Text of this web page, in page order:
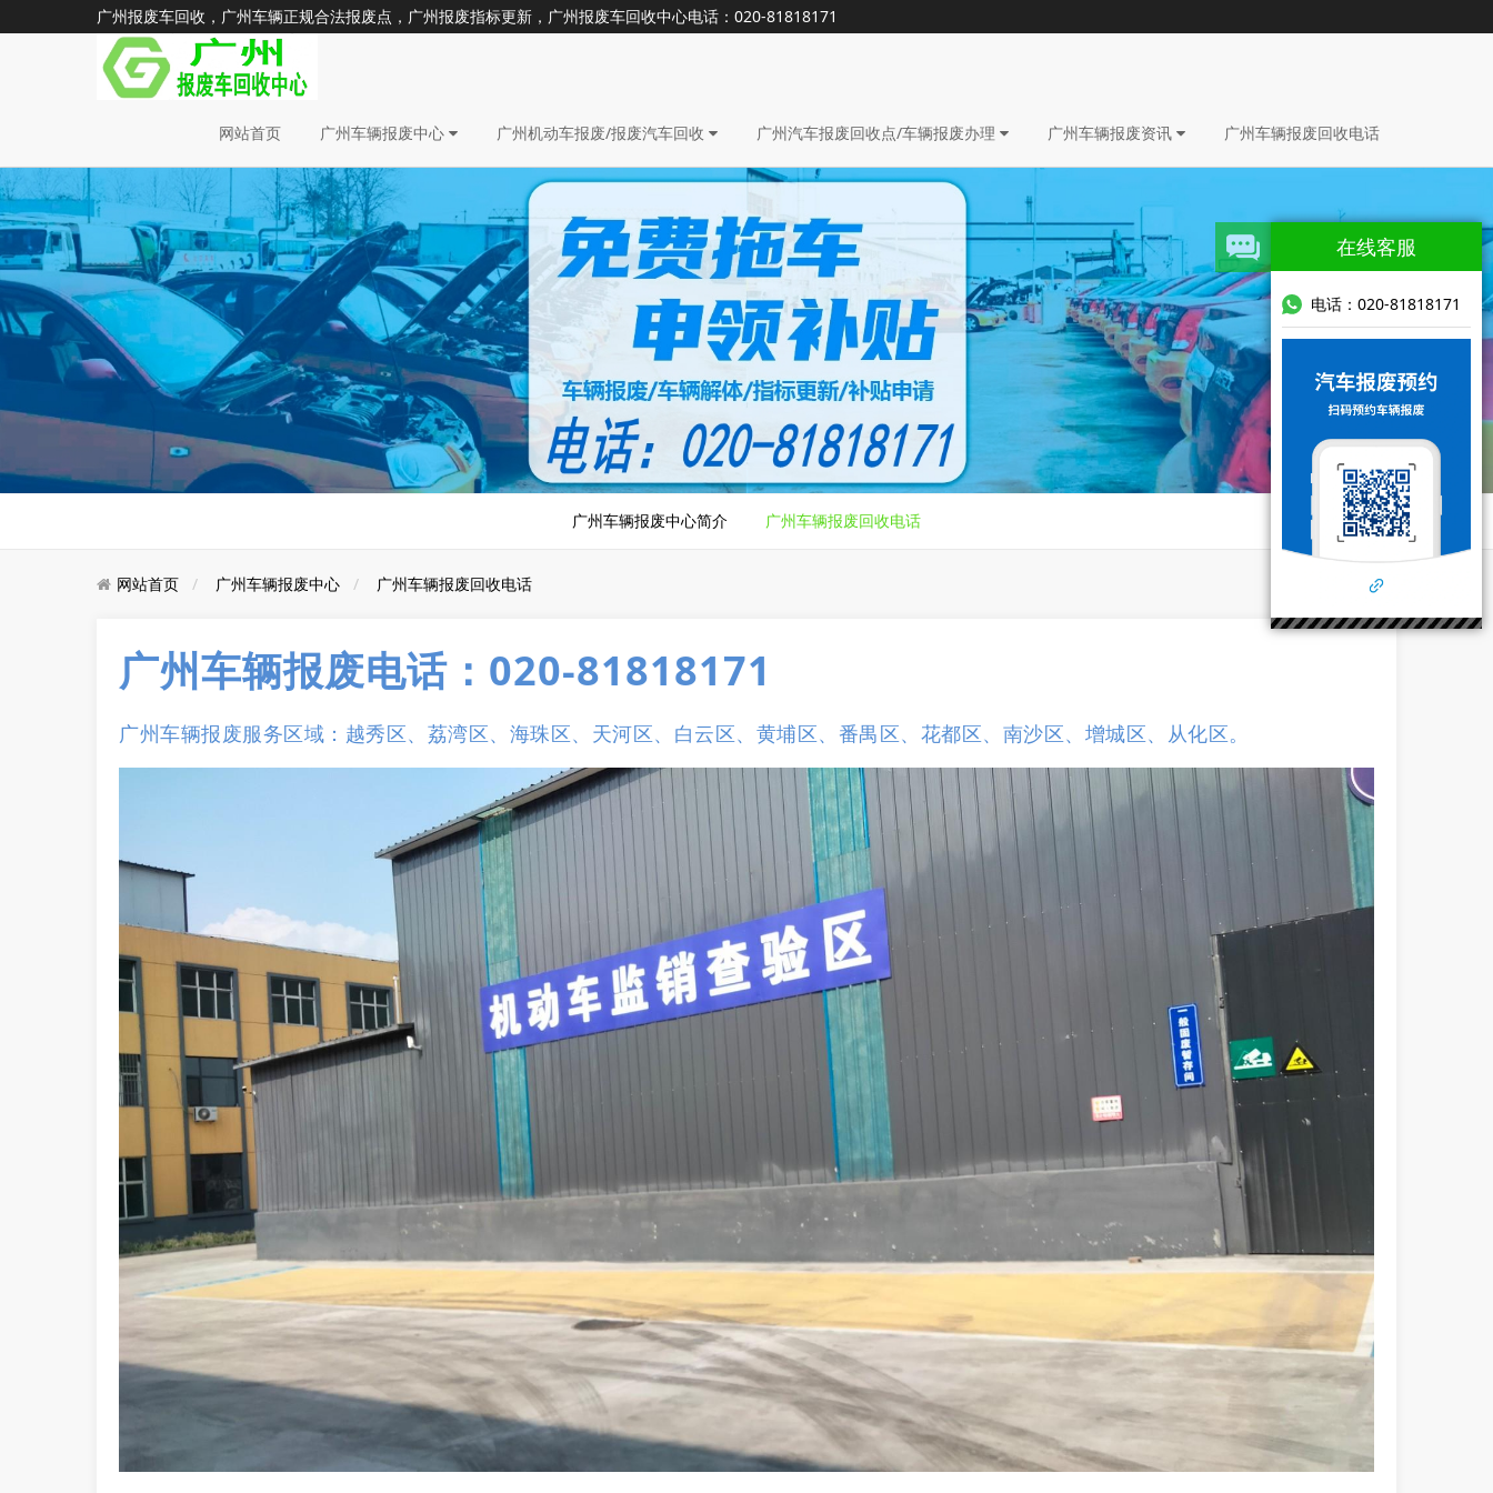
广州报废车回收，广州车辆正规合法报废点，广州报废指标更新，广州报废车回收中心电话：020-81818171
网站首页 广州车辆报废中心 广州机动车报废/报废汽车回收 广州汽车报废回收点/车辆报废办理 广州车辆报废资讯 广州车辆报废回收电话
广州车辆报废中心简介 广州车辆报废回收电话
网站首页 广州车辆报废中心 广州车辆报废回收电话
广州车辆报废电话：020-81818171
广州车辆报废服务区域：越秀区、荔湾区、海珠区、天河区、白云区、黄埔区、番禺区、花都区、南沙区、增城区、从化区。
在线客服
电话：020-81818171